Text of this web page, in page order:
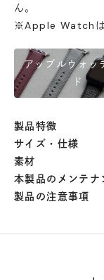
自由が丘店-
横浜店- 在庫
名古屋店- 在
神戸店 - 在庫
ん。
※Apple Watchは
アップルウォッ
ド
製品特徴
サイズ・仕様
素材
本製品のメンテナ
製品の注意事項